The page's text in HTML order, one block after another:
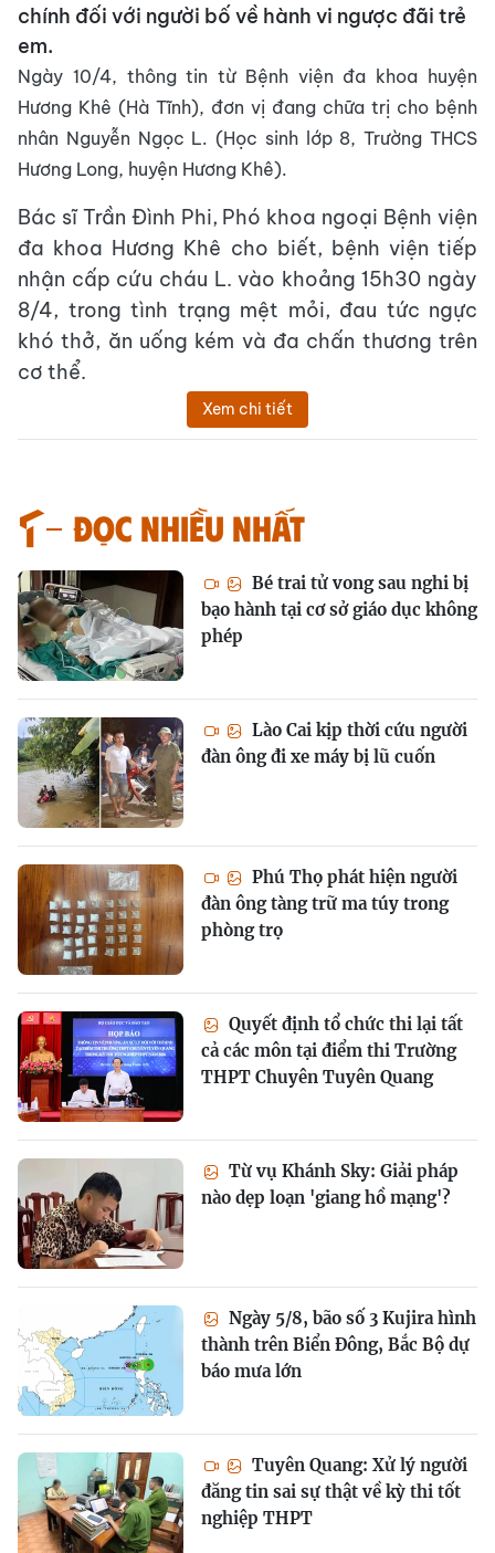
chính đối với người bố về hành vi ngược đãi trẻ
em.
Ngày 10/4, thông tin từ Bệnh viện đa khoa huyện
Hương Khê (Hà Tĩnh), đơn vị đang chữa trị cho bệnh
nhân Nguyễn Ngọc L. (Học sinh lớp 8, Trường THCS
Hương Long, huyện Hương Khê).
Bác sĩ Trần Đình Phi, Phó khoa ngoại Bệnh viện
đa khoa Hương Khê cho biết, bệnh viện tiếp
nhận cấp cứu cháu L. vào khoảng 15h30 ngày
8/4, trong tình trạng mệt mỏi, đau tức ngực
khó thở, ăn uống kém và đa chấn thương trên
cơ thể.
Xem chi tiết
Đọc nhiều nhất
Bé trai tử vong sau nghi bị
bạo hành tại cơ sở giáo dục không
phép
Lào Cai kịp thời cứu người
đàn ông đi xe máy bị lũ cuốn
Phú Thọ phát hiện người
đàn ông tàng trữ ma túy trong
phòng trọ
Quyết định tổ chức thi lại tất
cả các môn tại điểm thi Trường
THPT Chuyên Tuyên Quang
Từ vụ Khánh Sky: Giải pháp
nào dẹp loạn 'giang hồ mạng'?
Ngày 5/8, bão số 3 Kujira hình
thành trên Biển Đông, Bắc Bộ dự
báo mưa lớn
Tuyên Quang: Xử lý người
đăng tin sai sự thật về kỳ thi tốt
nghiệp THPT